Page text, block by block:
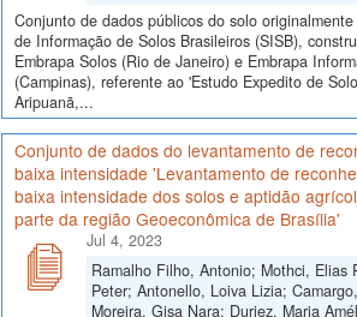
Conjunto de dados públicos do solo
de Informação de Solos Brasileiros (SISB),
Embrapa Solos (Rio de Janeiro) e Embrapa
(Campinas), referente ao 'Estudo Expedito de
Aripuanã,...
Conjunto de dados do levantamento de
baixa intensidade 'Levantamento de
baixa intensidade dos solos e aptidão
parte da região Geoeconômica de Brasília'
Jul 4, 2023
Ramalho Filho, Antonio; Mothci, Elias
Peter; Antonello, Loiva Lizia;
Moreira, Gisa Nara; Duriez, Maria